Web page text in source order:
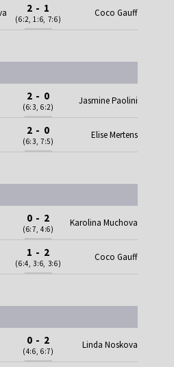
2 - 1
(6:2, 1:6, 7:6)
Coco Gauff
2 - 0
(6:3, 6:2)
Jasmine Paolini
2 - 0
(6:3, 7:5)
Elise Mertens
0 - 2
(6:7, 4:6)
Karolina Muchova
1 - 2
(6:4, 3:6, 3:6)
Coco Gauff
0 - 2
(4:6, 6:7)
Linda Noskova